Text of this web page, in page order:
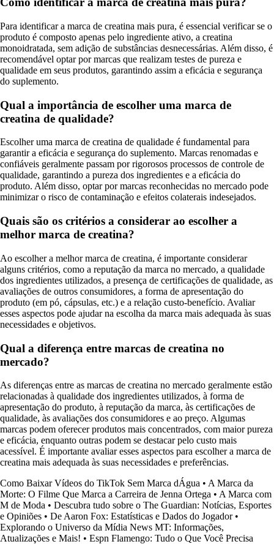
Para identificar a marca de creatina mais pura, é essencial verificar se o
produto é composto apenas pelo ingrediente ativo, a creatina
monoidratada, sem adição de substâncias desnecessárias. Além disso, é
recomendável optar por marcas que realizam testes de pureza e
qualidade em seus produtos, garantindo assim a eficácia e segurança
do suplemento.
Qual a importância de escolher uma marca de
creatina de qualidade?
Escolher uma marca de creatina de qualidade é fundamental para
garantir a eficácia e segurança do suplemento. Marcas renomadas e
confiáveis geralmente passam por rigorosos processos de controle de
qualidade, garantindo a pureza dos ingredientes e a eficácia do
produto. Além disso, optar por marcas reconhecidas no mercado pode
minimizar o risco de contaminação e efeitos colaterais indesejados.
Quais são os critérios a considerar ao escolher a
melhor marca de creatina?
Ao escolher a melhor marca de creatina, é importante considerar
alguns critérios, como a reputação da marca no mercado, a qualidade
dos ingredientes utilizados, a presença de certificações de qualidade, as
avaliações de outros consumidores, a forma de apresentação do
produto (em pó, cápsulas, etc.) e a relação custo-benefício. Avaliar
esses aspectos pode ajudar na escolha da marca mais adequada às suas
necessidades e objetivos.
Qual a diferença entre marcas de creatina no
mercado?
As diferenças entre as marcas de creatina no mercado geralmente estão
relacionadas à qualidade dos ingredientes utilizados, à forma de
apresentação do produto, à reputação da marca, às certificações de
qualidade, às avaliações dos consumidores e ao preço. Algumas
marcas podem oferecer produtos mais concentrados, com maior pureza
e eficácia, enquanto outras podem se destacar pelo custo mais
acessível. É importante avaliar esses aspectos para escolher a marca de
creatina mais adequada às suas necessidades e preferências.
Como Baixar Vídeos do TikTok Sem Marca dÁgua • A Marca da
Morte: O Filme Que Marca a Carreira de Jenna Ortega • A Marca com
M de Moda • Descubra tudo sobre o The Guardian: Notícias, Esportes
e Opiniões • De Aaron Fox: Estatísticas e Dados do Jogador•
Explorando o Universo da Mídia News MT: Informações,
Atualizações e Mais! • Espn Flamengo: Tudo o Que Você Precisa